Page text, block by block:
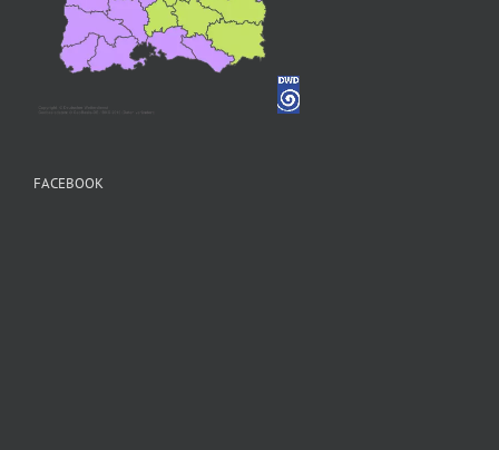
FACEBOOK